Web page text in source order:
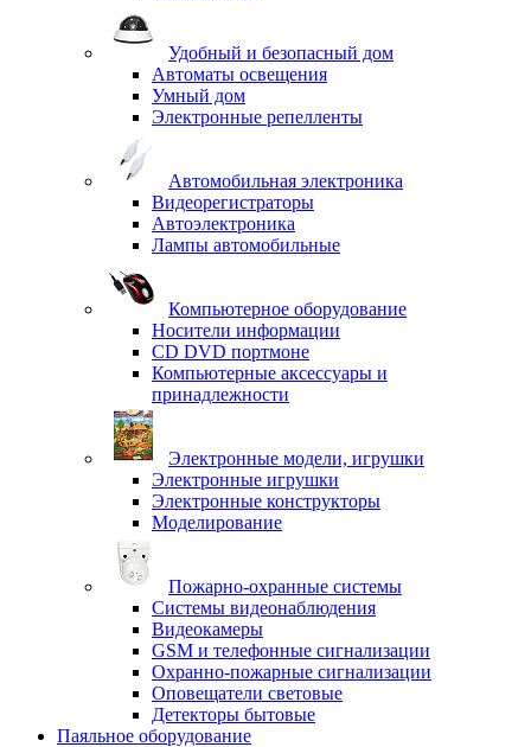
Удобный и безопасный дом
Автоматы освещения
Умный дом
Электронные репелленты
Автомобильная электроника
Видеорегистраторы
Автоэлектроника
Лампы автомобильные
Компьютерное оборудование
Носители информации
CD DVD портмоне
Компьютерные аксессуары и
принадлежности
Электронные модели, игрушки
Электронные игрушки
Электронные конструкторы
Моделирование
Пожарно-охранные системы
Системы видеонаблюдения
Видеокамеры
GSM и телефонные сигнализации
Охранно-пожарные сигнализации
Оповещатели световые
Детекторы бытовые
Паяльное оборудование